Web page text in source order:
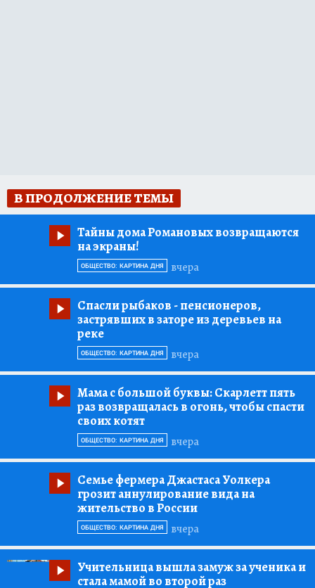
В ПРОДОЛЖЕНИЕ ТЕМЫ
Тайны дома Романовых возвращаются
на экраны!
вчера
ОБЩЕСТВО: КАРТИНА ДНЯ
Спасли рыбаков - пенсионеров,
застрявших в заторе из деревьев на
реке
вчера
ОБЩЕСТВО: КАРТИНА ДНЯ
Мама с большой буквы:Скарлетт пять
раз возвращалась в огонь, чтобы спасти
своих котят
вчера
ОБЩЕСТВО: КАРТИНА ДНЯ
Семье фермера Джастаса Уолкера
грозит аннулирование вида на
жительство в России
вчера
ОБЩЕСТВО: КАРТИНА ДНЯ
Учительница вышла замуж за ученика и
стала мамой во второй раз